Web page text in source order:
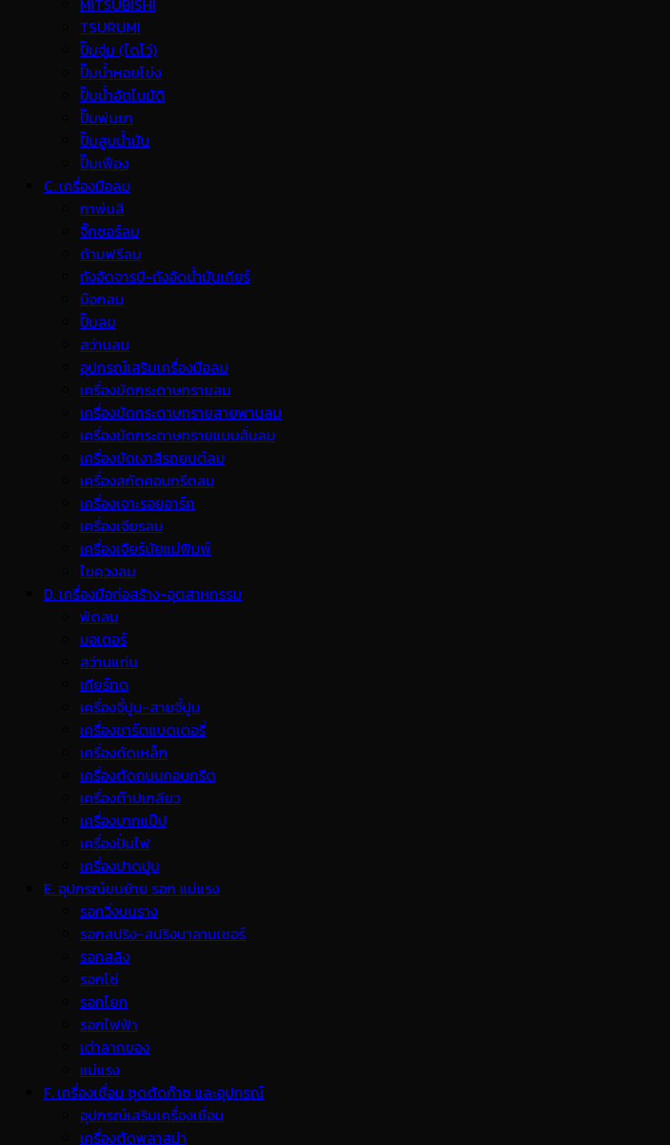
MITSUBISHI
TSURUMI
ปั๊มจุ่ม (ไดโว่)
ปั๊มน้ำหอยโข่ง
ปั๊มน้ำอัตโนมัติ
ปั๊มพ่นยา
ปั๊มสูบน้ำมัน
ปั๊มเฟือง
C. เครื่องมือลม
กาพ่นสี
จิ๊กซอร์ลม
ด้ามฟรีลม
ถังอัดจารบี-ถังอัดน้ำมันเกียร์
บ๊อกลม
ปั๊มลม
สว่านลม
อุปกรณ์เสริมเครื่องมือลม
เครื่องขัดกระดาษทรายลม
เครื่องขัดกระดาษทรายสายพานลม
เครื่องขัดกระดาษทรายแบบสั่นลม
เครื่องขัดเงาสีรถยนต์ลม
เครื่องสกัดคอนกรีตลม
เครื่องเจาะรอยอาร์ค
เครื่องเจียรลม
เครื่องเจียร์นัยแม่พิมพ์
ไขควงลม
D. เครื่องมือก่อสร้าง-อุตสาหกรรม
พ้ดลม
มอเตอร์
สว่านแท่น
เกียร์ทด
เครื่องจี้ปูน-สายจี้ปูน
เครื่องชาร์ตแบตเตอรี่
เครื่องดัดเหล็ก
เครื่องตัดถนนคอนกรีต
เครื่องต๊าปเกลียว
เครื่องบากแป๊ป
เครื่องปั่นไฟ
เครื่องปาดปูน
E. อุปกรณ์ขนย้าย รอก แม่แรง
รอกวิ่งบนราง
รอกสปริง-สปริงบาลานเซอร์
รอกสลิง
รอกโซ่
รอกโยก
รอกไฟฟ้า
เต่าลากของ
แม่แรง
F. เครื่องเชื่อม ชุดตัดก๊าซ และอุปกรณ์
อุปกรณ์เสริมเครื่องเชื่อม
เครื่องตัดพลาสม่า